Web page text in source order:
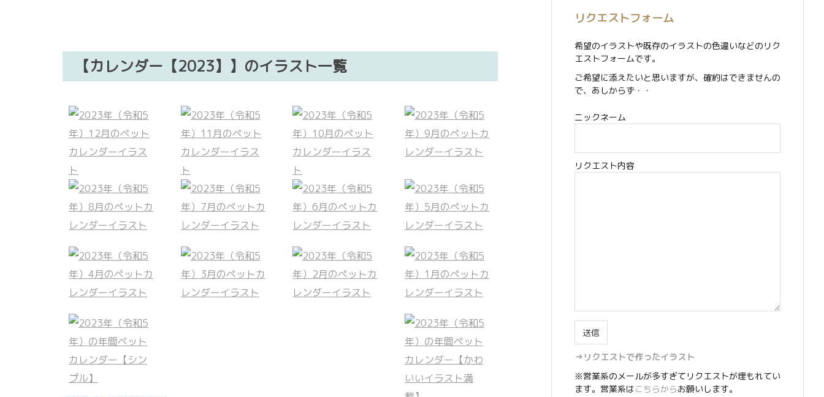
【カレンダー【2023】】のイラスト一覧
リクエストフォーム
希望のイラストや既存のイラストの色違いなどのリク
エストフォームです。
ご希望に添えたいと思いますが、確約はできませんの
で、あしからず・・
ニックネーム
リクエスト内容
→リクエストで作ったイラスト
※営業系のメールが多すぎてリクエストが埋もれてい
ます。営業系はこちらからお願いします。